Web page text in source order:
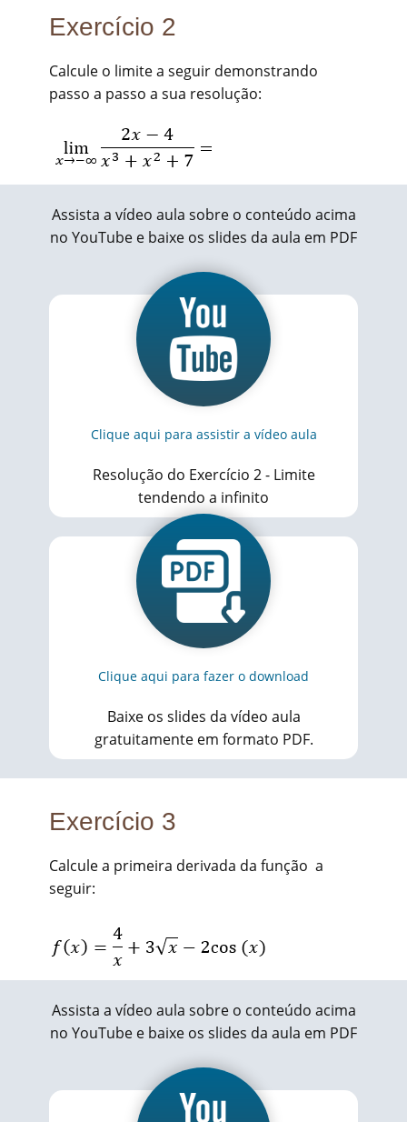
Exercício 2
Calcule o limite a seguir demonstrando
passo a passo a sua resolução:
Assista a vídeo aula sobre o conteúdo acima
no YouTube e baixe os slides da aula em PDF
Clique aqui para assistir a vídeo aula
Resolução do Exercício 2 - Limite
tendendo a infinito
Clique aqui para fazer o download
Baixe os slides da vídeo aula
gratuitamente em formato PDF.
Exercício 3
Calcule a primeira derivada da função a
seguir:
Assista a vídeo aula sobre o conteúdo acima
no YouTube e baixe os slides da aula em PDF